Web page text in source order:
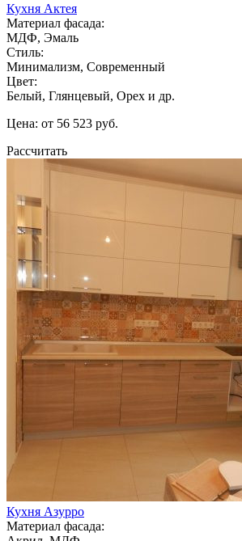
Кухня Актея
Материал фасада:
МДФ, Эмаль
Стиль:
Минимализм, Современный
Цвет:
Белый, Глянцевый, Орех и др.
Цена: от 56 523 руб.
Рассчитать
Кухня Азурро
Материал фасада: